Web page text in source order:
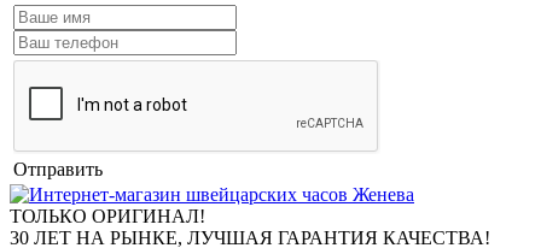
Отправить
ТОЛЬКО ОРИГИНАЛ!
30 ЛЕТ НА РЫНКЕ, ЛУЧШАЯ ГАРАНТИЯ КАЧЕСТВА!